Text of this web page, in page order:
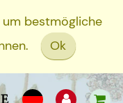
bestmögliche
Ok